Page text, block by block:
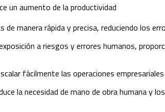
un aumento de la productividad
de manera rápida y precisa, reduciendo los
a riesgos y errores humanos,
fácilmente las operaciones
la necesidad de mano de obra humana y